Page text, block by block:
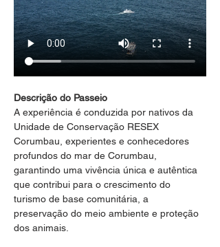
Descrição do Passeio
A experiência é conduzida por nativos da
Unidade de Conservação RESEX
Corumbau, experientes e conhecedores
profundos do mar de Corumbau,
garantindo uma vivência única e autêntica
que contribui para o crescimento do
turismo de base comunitária, a
preservação do meio ambiente e proteção
dos animais.